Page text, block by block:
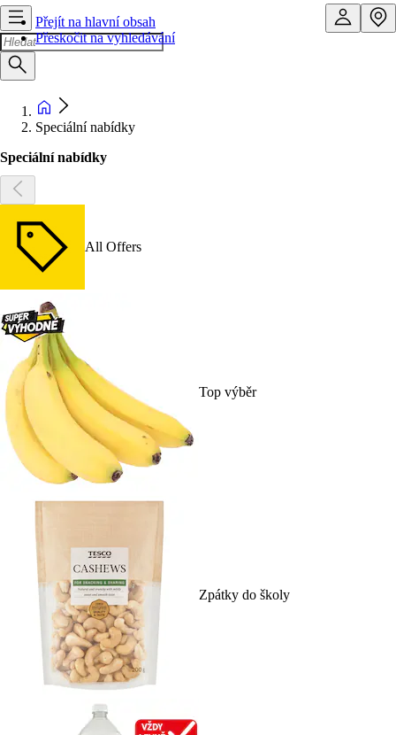
Přejít na hlavní obsah
Přeskočit na vyhledávání
Speciální nabídky
Speciální nabídky
All Offers
Top výběr
Zpátky do školy